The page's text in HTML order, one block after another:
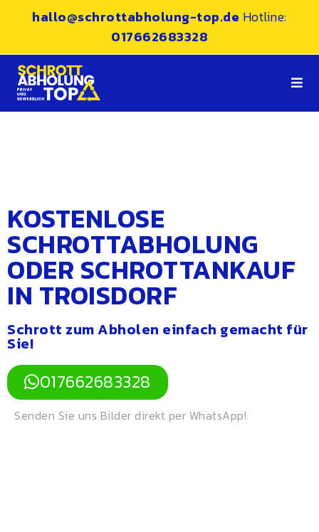
hallo@schrottabholung-top.de Hotline:
017662683328
KOSTENLOSE
SCHROTTABHOLUNG
ODER SCHROTTANKAUF
IN TROISDORF
Schrott zum Abholen einfach gemacht für
Sie!
017662683328
Senden Sie uns Bilder direkt per WhatsApp!